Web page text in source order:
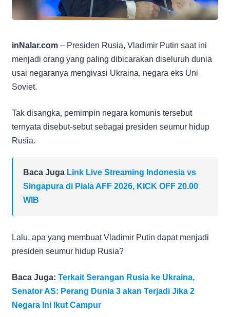
inNalar.com – Presiden Rusia, Vladimir Putin saat ini
menjadi orang yang paling dibicarakan diseluruh dunia
usai negaranya mengivasi Ukraina, negara eks Uni
Soviet.
Tak disangka, pemimpin negara komunis tersebut
ternyata disebut-sebut sebagai presiden seumur hidup
Rusia.
Baca Juga Link Live Streaming Indonesia vs
Singapura di Piala AFF 2026, KICK OFF 20.00
WIB
Lalu, apa yang membuat Vladimir Putin dapat menjadi
presiden seumur hidup Rusia?
Baca Juga: Terkait Serangan Rusia ke Ukraina,
Senator AS: Perang Dunia 3 akan Terjadi Jika 2
Negara Ini Ikut Campur